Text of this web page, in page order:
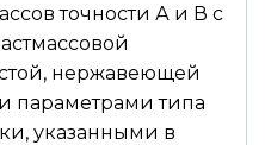
точности А и В с
нержавеющей
параметрами типа
указанными в